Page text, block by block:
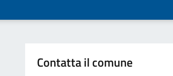
Contatta il comune